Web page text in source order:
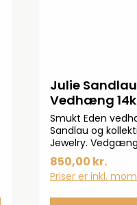
Julie
Vedhæng 14k
Smukt Eden
Sandlau og
Jewelry.
Eden-
udsmykket med
850,00 kr.
Priser er inkl.